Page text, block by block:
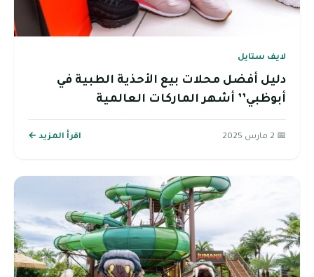
لايف ستايل
دليل أفضل محلات بيع الأحذية الطبية في
أبوظبي’’ أشهر الماركات العالمية
📅 2 مارس 2025 اقرأ المزيد ←